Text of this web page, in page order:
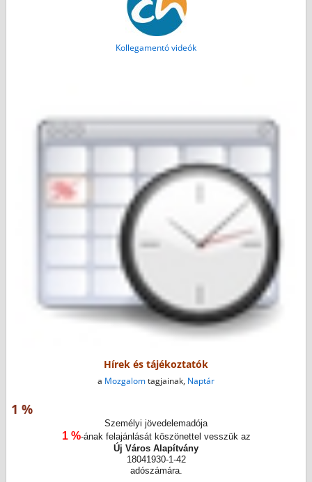
Kollegamentó videók
Hírek és tájékoztatók
a Mozgalomtagjainak, Naptár
1 %
Személyi jövedelemadója
1 %-ának felajánlását köszönettel vesszük az
Új Város Alapítvány
18041930-1-42
adószámára.